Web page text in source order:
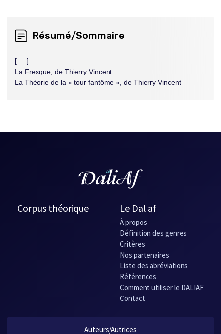
Résumé/Sommaire
[ ]
La Fresque, de Thierry Vincent
La Théorie de la « tour fantôme », de Thierry Vincent
Corpus théorique Le Daliaf
À propos
Définition des genres
Critères
Nos partenaires
Liste des abréviations
Références
Comment utiliser le DALIAF
Contact
Auteurs/Autrices